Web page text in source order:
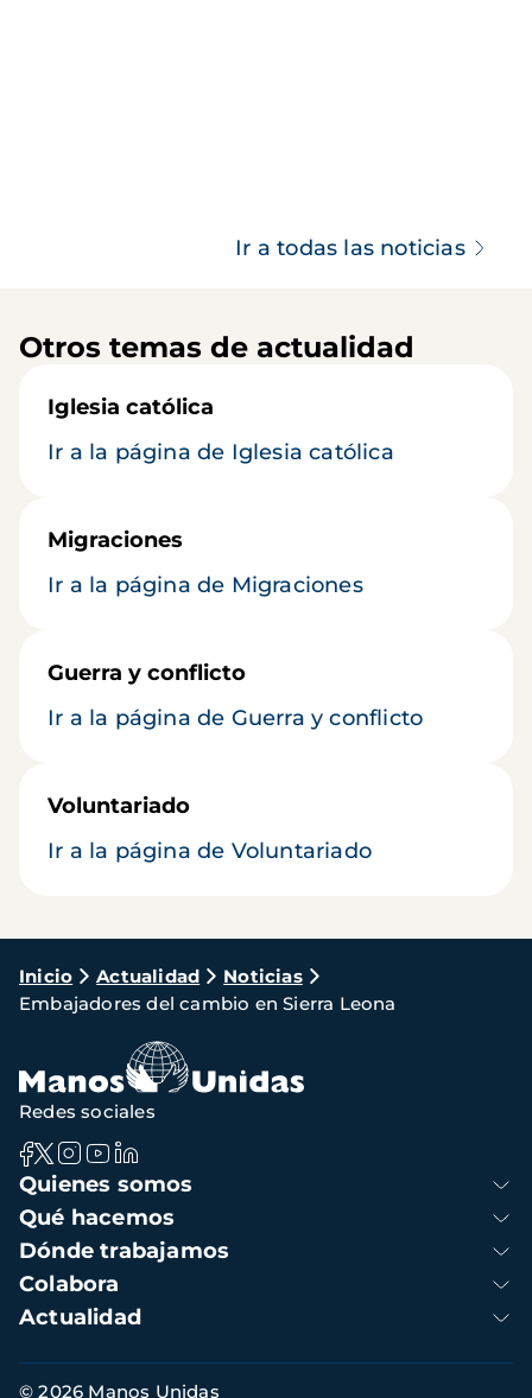
Ir a todas las noticias
Otros temas de actualidad
Iglesia católica
Ir a la página de Iglesia católica
Migraciones
Ir a la página de Migraciones
Guerra y conflicto
Ir a la página de Guerra y conflicto
Voluntariado
Ir a la página de Voluntariado
Ruta
de
navegación
Inicio Actualidad
Noticias
Embajadores del cambio en Sierra Leona
Navegación
principal
Quienes somos
Qué hacemos
Dónde trabajamos
Colabora
Actualidad
Redes sociales
Información
© 2026 Manos Unidas